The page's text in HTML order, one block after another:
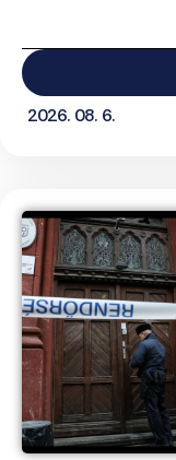
2026. 08. 6.